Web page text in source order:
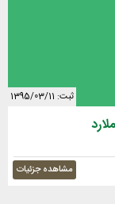
ثبت: 1395/03/11
مشاهده جزئیات